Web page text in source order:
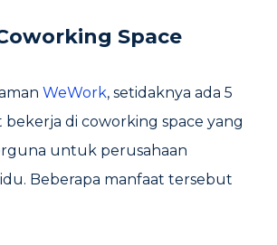
Space
WeWork, setidaknya ada 5
bekerja di coworking space yang
untuk perusahaan
Beberapa manfaat tersebut